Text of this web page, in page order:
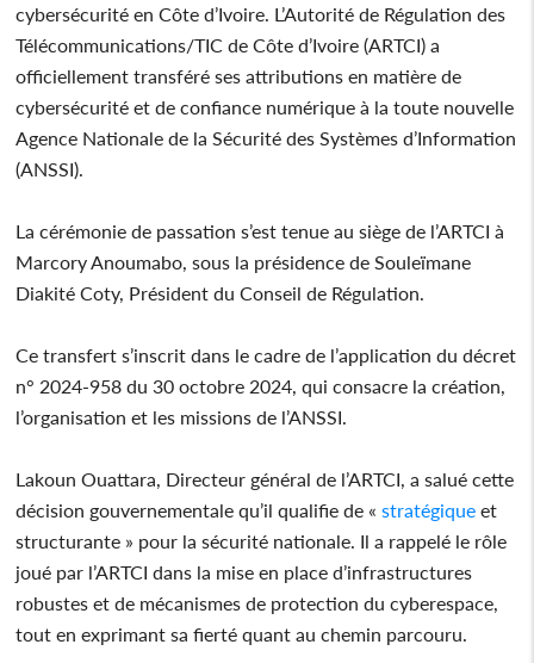
cybersécurité en Côte d’Ivoire. L’Autorité de Régulation des
Télécommunications/TIC de Côte d’Ivoire (ARTCI) a
officiellement transféré ses attributions en matière de
cybersécurité et de confiance numérique à la toute nouvelle
Agence Nationale de la Sécurité des Systèmes d’Information
(ANSSI).
La cérémonie de passation s’est tenue au siège de l’ARTCI à
Marcory Anoumabo, sous la présidence de Souleïmane
Diakité Coty, Président du Conseil de Régulation.
Ce transfert s’inscrit dans le cadre de l’application du décret
n° 2024-958 du 30 octobre 2024, qui consacre la création,
l’organisation et les missions de l’ANSSI.
Lakoun Ouattara, Directeur général de l’ARTCI, a salué cette
décision gouvernementale qu’il qualifie de « stratégique et
structurante » pour la sécurité nationale. Il a rappelé le rôle
joué par l’ARTCI dans la mise en place d’infrastructures
robustes et de mécanismes de protection du cyberespace,
tout en exprimant sa fierté quant au chemin parcouru.